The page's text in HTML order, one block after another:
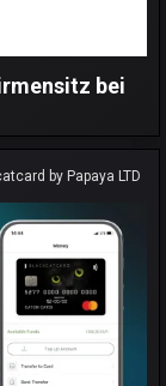
bei
by Papaya LTD